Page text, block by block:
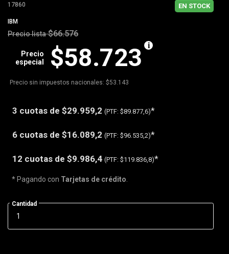
17860 EN STOCK
IBM
Precio lista $66.576
$58.723
Precio
especial
Precio sin impuestos nacionales: $53.143
3 cuotas de $29.959,2 (PTF: $89.877,6)*
6 cuotas de $16.089,2 (PTF: $96.535,2)*
12 cuotas de $9.986,4 (PTF: $119.836,8)*
* Pagando con Tarjetas de crédito
Cantidad